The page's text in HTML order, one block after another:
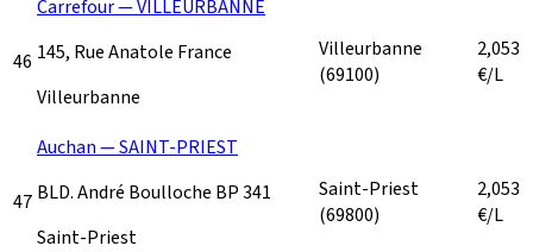
46
Carrefour — VILLEURBANNE
145, Rue Anatole France
Villeurbanne
Villeurbanne
(69100)
2,053
€/L
47
Auchan — SAINT-PRIEST
BLD. André Boulloche BP 341
Saint-Priest
Saint-Priest
(69800)
2,053
€/L